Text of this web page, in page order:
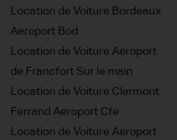
Location de Voiture Bordeaux
Aeroport Bod
Location de Voiture Aeroport
de Francfort Sur le main
Location de Voiture Clermont
Ferrand Aeroport Cfe
Location de Voiture Aeroport